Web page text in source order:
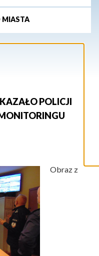
MIASTA
POLICJI
Obraz z